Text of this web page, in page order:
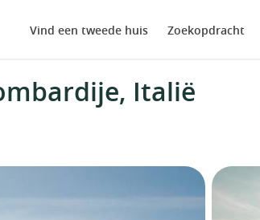
Vind een tweede huis Zoekopdracht
Italië